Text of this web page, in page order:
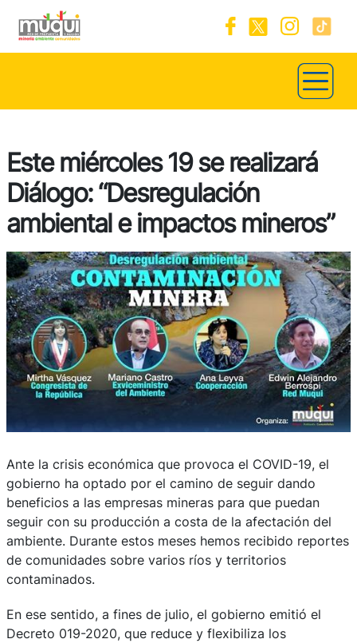
Este miércoles 19 se realizará
Diálogo: “Desregulación
ambiental e impactos mineros”
Ante la crisis económica que provoca el COVID-19, el
gobierno ha optado por el camino de seguir dando
beneficios a las empresas mineras para que puedan
seguir con su producción a costa de la afectación del
ambiente. Durante estos meses hemos recibido reportes
de comunidades sobre varios ríos y territorios
contaminados.
En ese sentido, a fines de julio, el gobierno emitió el
Decreto 019-2020, que reduce y flexibiliza los